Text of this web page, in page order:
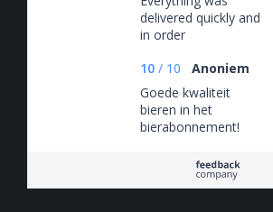
delivered quickly and
in order
10 / 10
Anoniem
Goede kwaliteit
bieren in het
bierabonnement!